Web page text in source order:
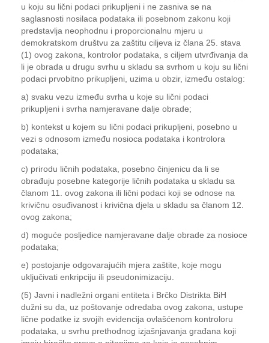
u koju su lični podaci prikupljeni i ne zasniva se na
saglasnosti nosilaca podataka ili posebnom zakonu koji
predstavlja neophodnu i proporcionalnu mjeru u
demokratskom društvu za zaštitu ciljeva iz člana 25. stava
(1) ovog zakona, kontrolor podataka, s ciljem utvrđivanja da
li je obrada u drugu svrhu u skladu sa svrhom u koju su lični
podaci prvobitno prikupljeni, uzima u obzir, između ostalog:
a) svaku vezu između svrha u koje su lični podaci
prikupljeni i svrha namjeravane dalje obrade;
b) kontekst u kojem su lični podaci prikupljeni, posebno u
vezi s odnosom između nosioca podataka i kontrolora
podataka;
c) prirodu ličnih podataka, posebno činjenicu da li se
obrađuju posebne kategorije ličnih podataka u skladu sa
članom 11. ovog zakona ili lični podaci koji se odnose na
krivičnu osuđivanost i krivična djela u skladu sa članom 12.
ovog zakona;
d) moguće posljedice namjeravane dalje obrade za nosioce
podataka;
e) postojanje odgovarajućih mjera zaštite, koje mogu
uključivati enkripciju ili pseudonimizaciju.
(5) Javni i nadležni organi entiteta i Brčko Distrikta BiH
dužni su da, uz poštovanje odredaba ovog zakona, ustupe
lične podatke iz svojih evidencija ovlašćenom kontroloru
podataka, u svrhu prethodnog izjašnjavanja građana koji